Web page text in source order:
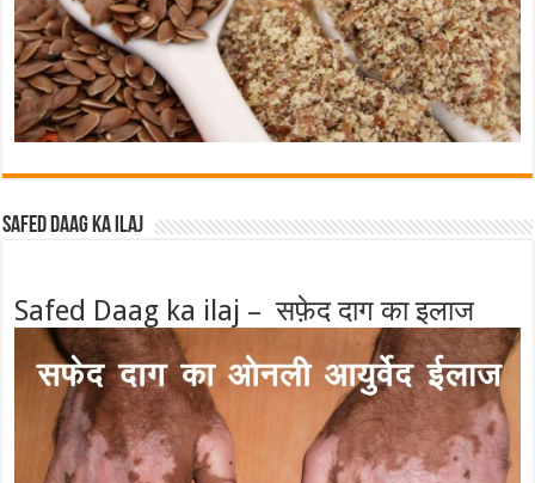
Safed Daag ka ilaj
Safed Daag ka ilaj – सफ़ेद दाग का इलाज